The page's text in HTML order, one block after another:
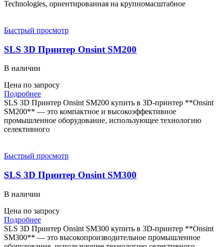
Technologies, ориентированная на крупномасштабное
Быстрый просмотр
SLS 3D Принтер Onsint SM200
В наличии
Цена по запросу
Подробнее
SLS 3D Принтер Onsint SM200 купить в 3D-принтер **Onsint
SM200** — это компактное и высокоэффективное
промышленное оборудование, использующее технологию
селективного
Быстрый просмотр
SLS 3D Принтер Onsint SM300
В наличии
Цена по запросу
Подробнее
SLS 3D Принтер Onsint SM300 купить в 3D-принтер **Onsint
SM300** — это высокопроизводительное промышленное